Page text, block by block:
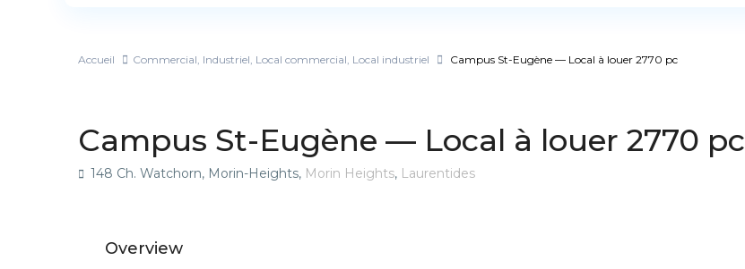
Accueil Commercial, Industriel, Local commercial, Local industriel Campus St-Eugène — Local à louer 2770 pc
Campus St-Eugène — Local à louer 2770 pc
148 Ch. Watchorn, Morin-Heights, Morin Heights, Laurentides
Overview